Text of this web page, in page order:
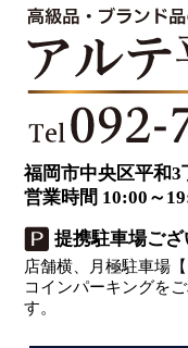
福岡市中央区平和3
営業時間 10:00～
提携駐車場ご
店舗横、月極駐車場
コインパーキングを
す。